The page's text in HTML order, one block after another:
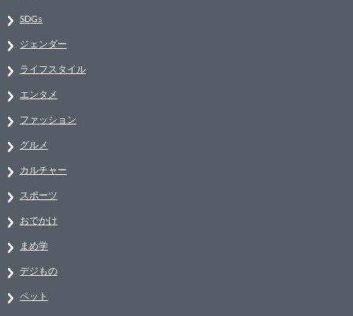
SDGs
ジェンダー
ライフスタイル
エンタメ
ファッション
グルメ
カルチャー
スポーツ
おでかけ
まめ学
デジもの
ペット